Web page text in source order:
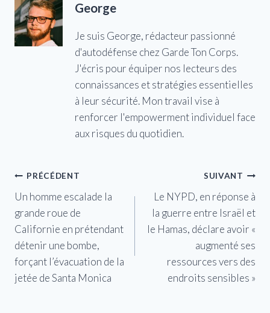
George
Je suis George, rédacteur passionné
d'autodéfense chez Garde Ton Corps.
J'écris pour équiper nos lecteurs des
connaissances et stratégies essentielles
à leur sécurité. Mon travail vise à
renforcer l'empowerment individuel face
aux risques du quotidien.
Navigation
de
l’article
PRÉCÉDENT
Un homme escalade la
grande roue de
Californie en prétendant
détenir une bombe,
forçant l’évacuation de la
jetée de Santa Monica
SUIVANT
Le NYPD, en réponse à
la guerre entre Israël et
le Hamas, déclare avoir «
augmenté ses
ressources vers des
endroits sensibles »